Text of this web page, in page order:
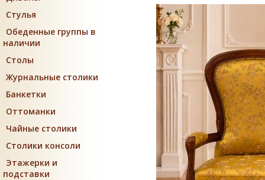
Стулья
Обеденные группы в
наличии
Столы
Журнальные столики
Банкетки
Оттоманки
Чайные столики
Столики консоли
Этажерки и
подставки